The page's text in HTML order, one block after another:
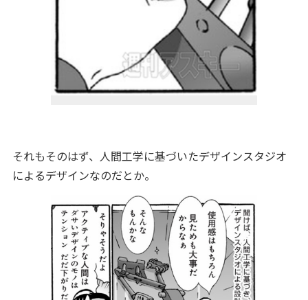
それもそのはず、人間工学に基づいたデザインスタジオ
によるデザインなのだとか。